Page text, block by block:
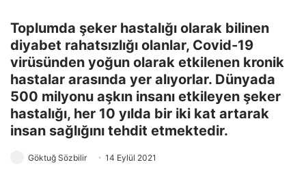
Toplumda şeker hastalığı olarak bilinen
diyabet rahatsızlığı olanlar, Covid-19
virüsünden yoğun olarak etkilenen kronik
hastalar arasında yer alıyorlar. Dünyada
500 milyonu aşkın insanı etkileyen şeker
hastalığı, her 10 yılda bir iki kat artarak
insan sağlığını tehdit etmektedir.
Göktuğ Sözbilir 14 Eylül 2021